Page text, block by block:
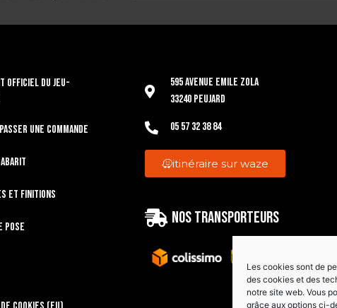
Les cookies sont de
des cookies et des
notre site web. Vous
grâce aux options ci-
OFFICIEL DU JEU-
une commande
et finitions
pose
595 Avenue Emile Zola
33240 Peujard
05 57 32 38 84
itinéraire sur waze
Nos transporteurs